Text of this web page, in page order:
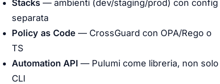
Stacks — ambienti (dev/staging/prod) con config
separata
Policy as Code — CrossGuard con OPA/Rego o
TS
Automation API — Pulumi come libreria, non solo
CLI